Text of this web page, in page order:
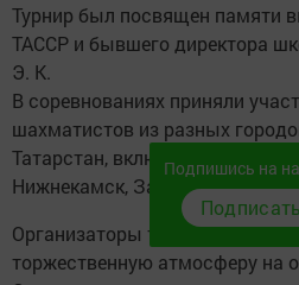
Турнир был посвящен памяти
ТАССР и бывшего директора
Э. К.
В соревнованиях приняли
шахматистов из разных
Татарстан, включая Актаныш,
Нижнекамск, Заинск, Елабугу
Организаторы турнира,
торжественную атмосферу на
Подпишись на